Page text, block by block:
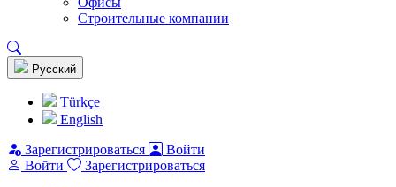
Строительные компании
Pусский
Türkçe
English
Зарегистрироваться
Войти
Войти
Зарегистрироваться